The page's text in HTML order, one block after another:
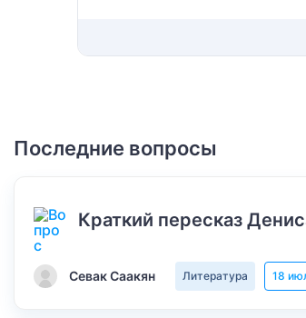
Последние вопросы
Краткий пересказ
Севак Саакян Литература 18